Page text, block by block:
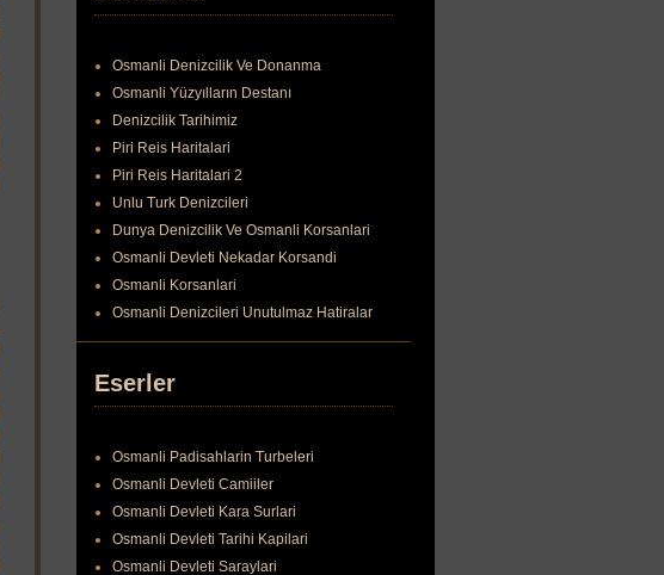
Osmanli Denizcilik Ve Donanma
Osmanli Yüzyılların Destanı
Denizcilik Tarihimiz
Piri Reis Haritalari
Piri Reis Haritalari 2
Unlu Turk Denizcileri
Dunya Denizcilik Ve Osmanli Korsanlari
Osmanli Devleti Nekadar Korsandi
Osmanli Korsanlari
Osmanli Denizcileri Unutulmaz Hatiralar
Eserler
Osmanli Padisahlarin Turbeleri
Osmanli Devleti Camiiler
Osmanli Devleti Kara Surlari
Osmanli Devleti Tarihi Kapilari
Osmanli Devleti Saraylari